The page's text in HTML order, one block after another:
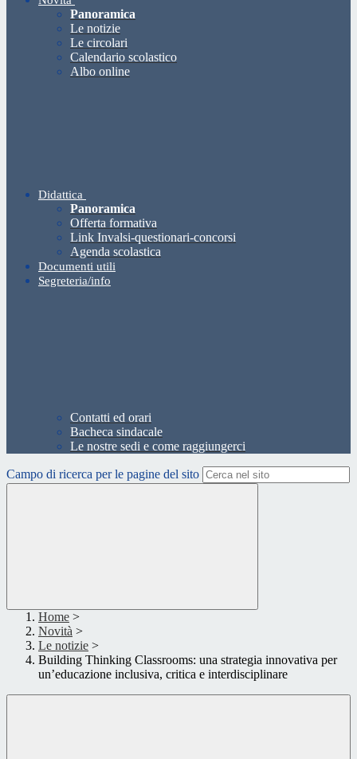
Panoramica
Le notizie
Le circolari
Calendario scolastico
Albo online
Didattica
Panoramica
Offerta formativa
Link Invalsi-questionari-concorsi
Agenda scolastica
Documenti utili
Segreteria/info
Contatti ed orari
Bacheca sindacale
Le nostre sedi e come raggiungerci
Campo di ricerca per le pagine del sito
Home >
Novità >
Le notizie >
Building Thinking Classrooms: una strategia innovativa per
un’educazione inclusiva, critica e interdisciplinare